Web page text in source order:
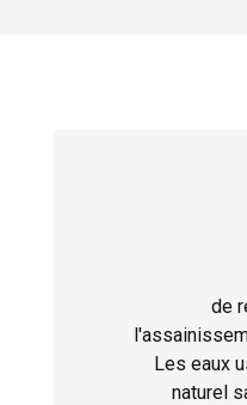
de
Les eaux
naturel